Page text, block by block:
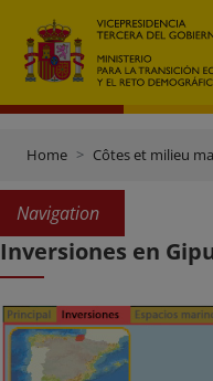
Home Côtes et milieu
Navigation
Inversiones en